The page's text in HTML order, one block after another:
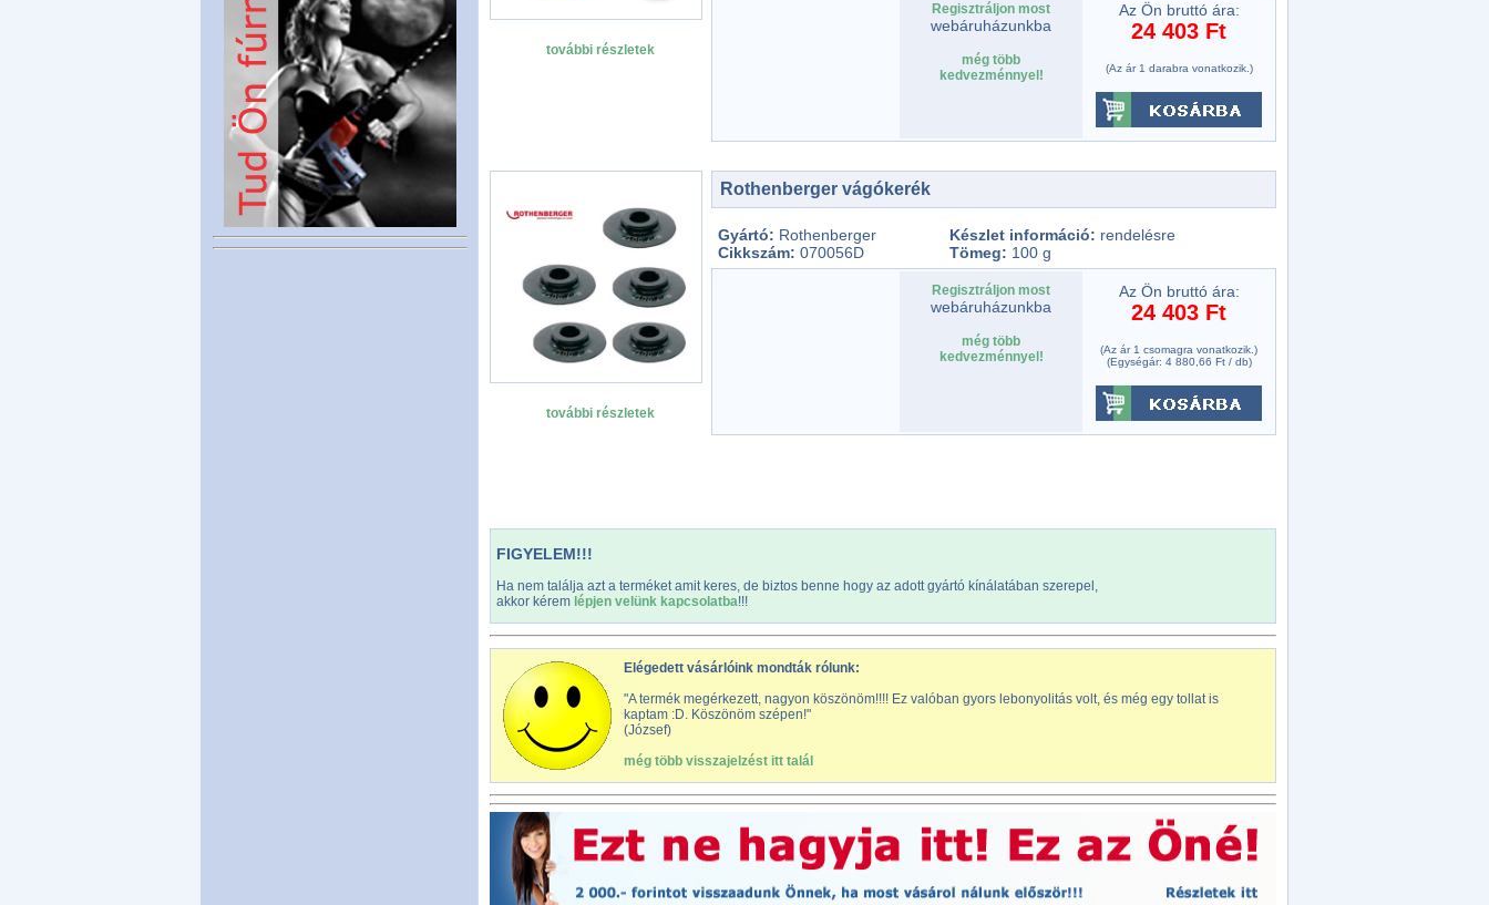
további részletek
Regisztráljon most
webáruházunkba
még több
kedvezménnyel!
Az Ön bruttó ára:
24 403 Ft
(Az ár 1 darabra vonatkozik.)
további részletek
Rothenberger vágókerék
Gyártó: Rothenberger
Cikkszám: 070056D
Készlet információ: rendelésre
Tömeg: 100 g
Regisztráljon most
webáruházunkba
még több
kedvezménnyel!
Az Ön bruttó ára:
24 403 Ft
(Az ár 1 csomagra vonatkozik.)
(Egységár: 4 880,66 Ft / db)
FIGYELEM!!!
Ha nem találja azt a terméket amit keres, de biztos benne hogy az adott gyártó kínálatában szerepel,
akkor kérem lépjen velünk kapcsolatba!!!
Elégedett vásárlóink mondták rólunk:
"A termék megérkezett, nagyon köszönöm!!!! Ez valóban gyors lebonyolitás volt, és még egy tollat is
kaptam :D. Köszönöm szépen!"
(József)
még több visszajelzést itt talál